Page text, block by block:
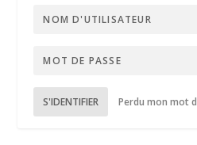
S'IDENTIFIER Perdu mon mot